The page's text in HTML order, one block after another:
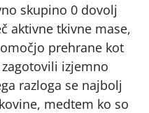
skupino 0 dovolj
aktivne tkivne mase,
prehrane kot
izjemno
razloga se najbolj
medtem ko so